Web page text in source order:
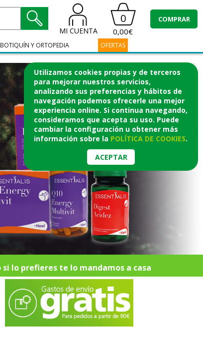
Utilizamos cookies propias y de terceros
para mejorar nuestros servicios,
analizando sus preferencias y hábitos de
navegación podemos ofrecerle una mejor
experiencia online. Si continua navegando,
consideramos que acepta su uso. Puede
cambiar la configuración u obtener más
información sobre la POLÍTICA DE COOKIES.
ACEPTAR
MI CUENTA
0
0,00€
COMPRAR
BOTIQUÍN Y ORTOPEDIA OFERTAS
si lo prefieres te lo mandamos a casa